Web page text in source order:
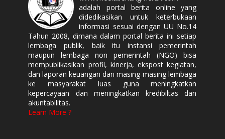
adalah portal berita online yang
didedikasikan untuk keterbukaan
informasi sesuai dengan UU No.14
Tahun 2008, dimana dalam portal berita ini setiap
lembaga publik, baik itu instansi pemerintah
maupun lembaga non pemerintah (NGO) bisa
mempublikasikan profil, kinerja, ekspost kegiatan,
dan laporan keuangan dari masing-masing lembaga
ke masyarakat luas guna meningkatkan
kepercayaan dan meningkatkan kredibiltas dan
akuntabilitas.
Learn More ?